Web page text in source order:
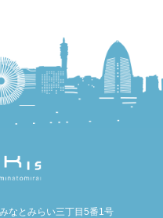
なとみらい三丁目5番1号